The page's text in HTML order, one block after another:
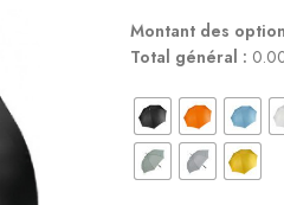
Montant des
Total général :